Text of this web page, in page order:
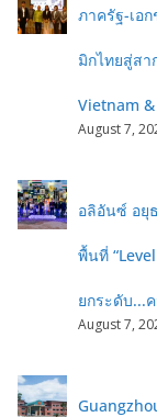
ภาครัฐ-เอ
มิกไทยสู่สา
Vietnam
August 7,
อลิอันซ์ อยุ
พื้นที่
ยกระดับ...
August 7,